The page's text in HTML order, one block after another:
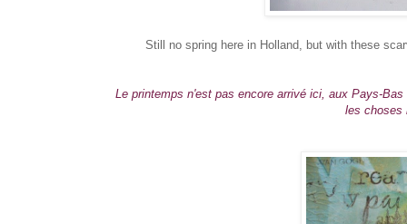
Still no spring here in Holland, but with these
Le printemps n'est pas encore arrivé ici, aux Pays-
les choses